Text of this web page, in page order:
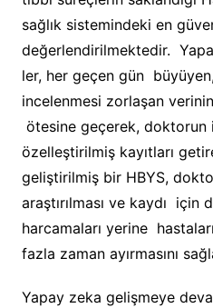
sağlık sistemindeki en
değerlendirilmektedir.
ler, her geçen gün
incelenmesi zorlaşan
ötesine geçerek, doktorun
özelleştirilmiş kayıtları
geliştirilmiş bir HBYS,
araştırılması ve kaydı için
harcamaları yerine
fazla zaman ayırmasını
Yapay zeka gelişmeye